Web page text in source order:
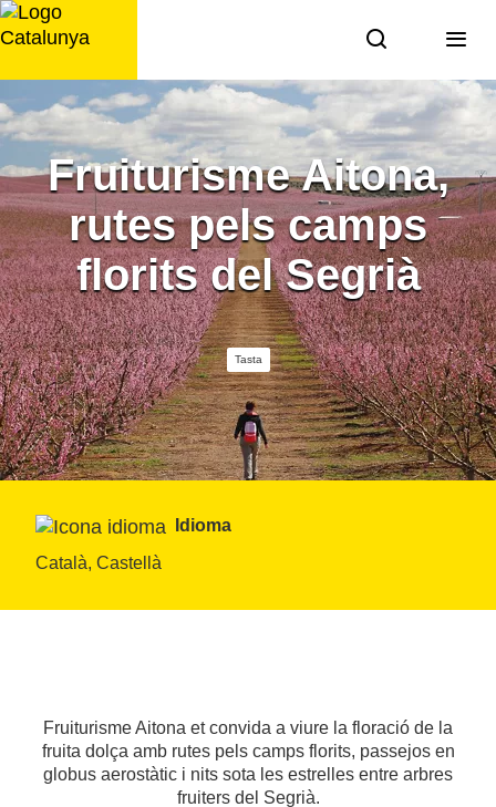
Saltar
al
Fruiturisme Aitona,
rutes pels camps
florits del Segrià
Tasta
Idioma
Català, Castellà
Fruiturisme Aitona et convida a viure la floració de la
fruita dolça amb rutes pels camps florits, passejos en
globus aerostàtic i nits sota les estrelles entre arbres
fruiters del Segrià.